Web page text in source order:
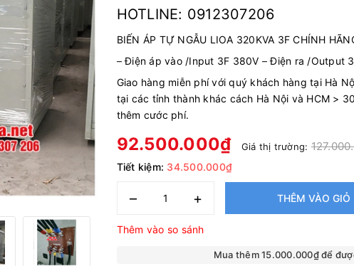
HOTLINE: 0912307206
BIẾN ÁP TỰ NGẪU LIOA 320KVA 3F CHÍNH
–Điện áp vào /Input 3F 380V –Điện ra /Output
Giao hàng miễn phí với quý khách hàng tại Hà
tại các tỉnh thành khác cách Hà Nội và HCM >
thêm cước phí.
92.500.000₫ Giá thị trường:
Tiết kiệm: 34.500.000₫
– + THÊM VÀO GIỎ
Thêm vào so sánh
Mua thêm 15.000.000₫ để